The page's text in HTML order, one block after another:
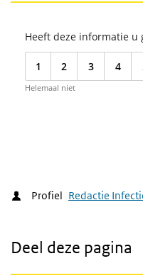
Heeft deze informatie u
1 2 3 4
Helemaal niet
Profiel Redactie
Deel deze pagina